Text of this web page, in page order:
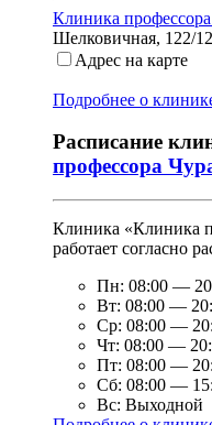
Клиника
Шелковичная, 122/
Адрес на карте
Подробнее о
Расписание
профессора
Клиника «Клиника
работает согласно
Пн: 08:00 —
Вт: 08:00 —
Ср: 08:00 —
Чт: 08:00 —
Пт: 08:00 —
Сб: 08:00 —
Вс: Выходной